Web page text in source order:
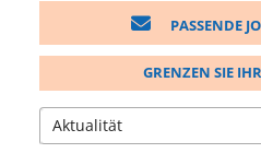
PASSENDE
GRENZEN SIE